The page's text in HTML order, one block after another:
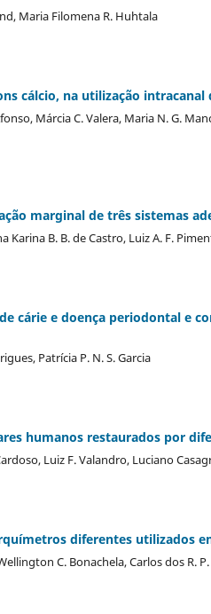
Maria Filomena R. Huhtala
cálcio, na utilização
Márcia C. Valera, Maria N. G.
marginal de três sistemas
Karina B. B. de Castro, Luiz A. F.
cárie e doença periodontal e
Patrícia P. N. S. Garcia
humanos restaurados por
Luiz F. Valandro, Luciano
diferentes utilizados
C. Bonachela, Carlos dos R.